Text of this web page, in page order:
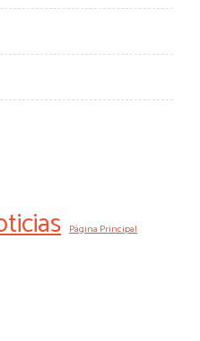
Página Principal